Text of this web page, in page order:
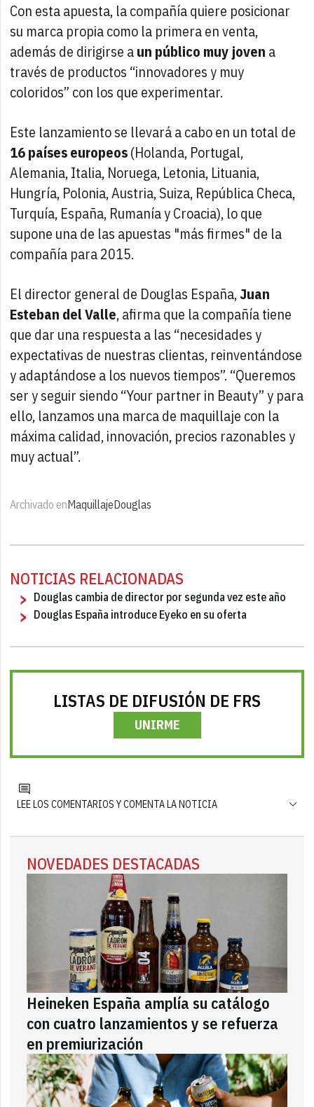
Con esta apuesta, la compañía quiere posicionar
su marca propia como la primera en venta,
además de dirigirse aun público muy joven a
través de productos “innovadores y muy
coloridos” con los que experimentar.
Este lanzamiento se llevará a cabo en un total de
16 países europeos(Holanda, Portugal,
Alemania, Italia, Noruega, Letonia, Lituania,
Hungría, Polonia, Austria, Suiza, República Checa,
Turquía, España, Rumanía y Croacia), lo que
supone una de las apuestas "más firmes" de la
compañía para 2015.
El director general de Douglas España,Juan
Esteban del Valle, afirma que la compañía tiene
que dar una respuesta a las “necesidades y
expectativas de nuestras clientas, reinventándose
y adaptándose a los nuevos tiempos”. “Queremos
ser y seguir siendo “Your partner in Beauty” y para
ello, lanzamos una marca de maquillaje con la
máxima calidad, innovación, precios razonables y
muy actual”.
Archivado enMaquillajeDouglas
NOTICIAS RELACIONADAS
Douglas cambia de director por segunda vez este año
Douglas España introduce Eyeko en su oferta
LISTAS DE DIFUSIÓN DE FRS
UNIRME
LEE LOS COMENTARIOS Y COMENTA LA NOTICIA
NOVEDADES DESTACADAS
Heineken España amplía su catálogo
con cuatro lanzamientos y se refuerza
en premiurización